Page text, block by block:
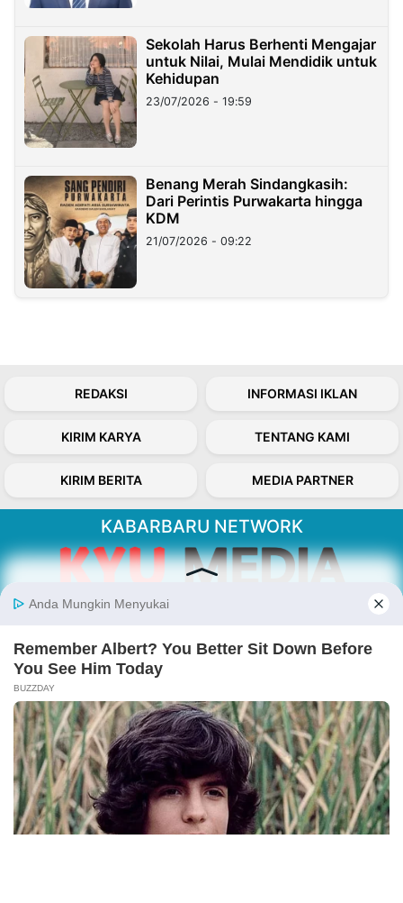
Sekolah Harus Berhenti Mengajar
untuk Nilai, Mulai Mendidik untuk
Kehidupan
23/07/2026 - 19:59
Benang Merah Sindangkasih:
Dari Perintis Purwakarta hingga
KDM
21/07/2026 - 09:22
REDAKSI INFORMASI IKLAN
KIRIM KARYA TENTANG KAMI
KIRIM BERITA MEDIA PARTNER
KABARBARU NETWORK
Kabarbaru.co menyajikan berita aktual dan
inspiratif dari sudut pandang berbaik sangka
Follow Kabarbaru